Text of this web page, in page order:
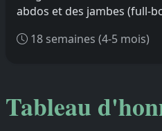
abdos et des jambes (full-
18 semaines (4-5 mois)
Tableau